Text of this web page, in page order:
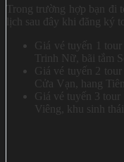
Trong trường hợp bạn đi
lịch sau đây khi đăng ký
Giá vé tuyến 1
Trinh Nữ, bãi tắm
Giá vé tuyến 2
Cửa Vạn, hang
Giá vé tuyến 3
Viêng, khu sinh